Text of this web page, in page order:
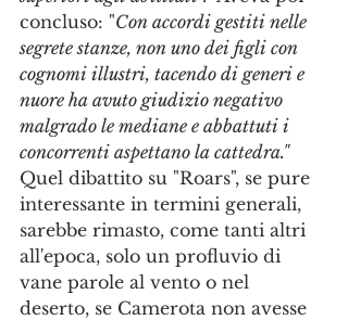
concluso: "Con accordi gestiti nelle
segrete stanze, non uno dei figli con
cognomi illustri, tacendo di generi e
nuore ha avuto giudizio negativo
malgrado le mediane e abbattuti i
concorrenti aspettano la cattedra."
Quel dibattito su "Roars", se pure
interessante in termini generali,
sarebbe rimasto, come tanti altri
all'epoca, solo un profluvio di
vane parole al vento o nel
deserto, se Camerota non avesse